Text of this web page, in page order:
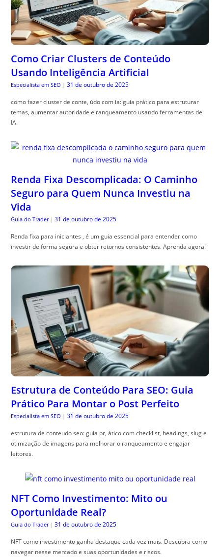
Como Criar Clusters de Conteúdo
Usando Inteligência Artificial
Especialista em SEO | 31 de outubro de 2025
como fazer cluster de conte, údo com ia: guia prático para estruturar
temas, aumentar autoridade e ranqueamento usando ferramentas de
IA.
Renda Fixa Descomplicada: O Caminho
Seguro para Quem Nunca Investiu na
Vida
Guia do Trader | 31 de outubro de 2025
Renda fixa para iniciantes , é um guia essencial para entender como
investir de forma segura e obter retornos consistentes. Aprenda agora!
Estrutura de Conteúdo Para SEO: Guia
Prático Para Montar o Post Perfeito
Especialista em SEO | 31 de outubro de 2025
estrutura de conteudo seo: guia pr, ático com checklist, headings, slug e
otimização de imagens para melhorar o ranqueamento e engajar
leitores.
NFT Como Investimento: Mito ou
Oportunidade Real?
Guia do Trader | 31 de outubro de 2025
NFT como investimento ganha destaque cada vez mais. Descubra como
navegar nesse mercado e suas oportunidades e riscos.